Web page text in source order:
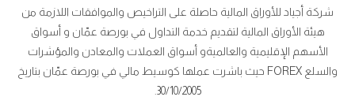
شركة أجياد للأوراق المالية حاصلة على التراخيص والموافقات اللازمة من
هيئة الأوراق المالية لتقديم خدمة التداول في بورصة عمّان و أسواق
الأسهم الإقليمية والعالميةو أسواق العملات والمعادن والمؤشرات
والسلع FOREX حيث باشرت عملها كوسيط مالي في بورصة عمّان بتاريخ
30/10/2005.